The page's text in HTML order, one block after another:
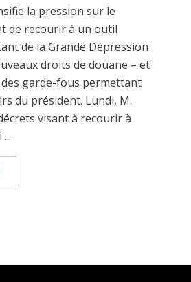
la pression sur le
de recourir à un outil
de la Grande Dépression
droits de douane – et
garde-fous permettant
du président. Lundi, M.
visant à recourir à